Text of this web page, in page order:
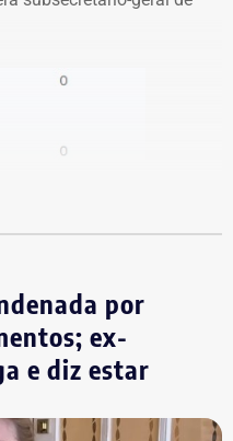
por
ex-
e diz estar